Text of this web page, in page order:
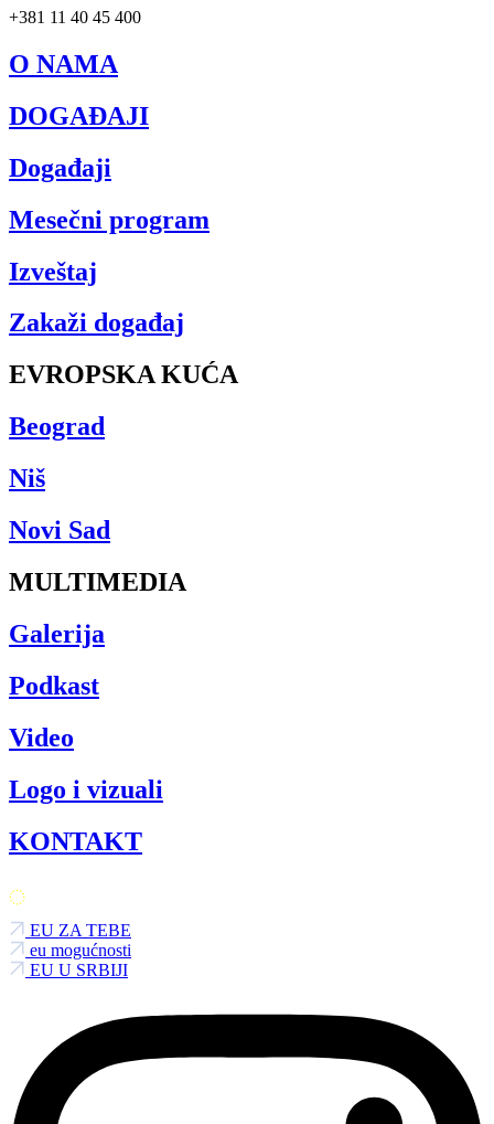
+381 11 40 45 400
O NAMA
DOGAĐAJI
Događaji
Mesečni program
Izveštaj
Zakaži događaj
EVROPSKA KUĆA
Beograd
Niš
Novi Sad
MULTIMEDIA
Galerija
Podkast
Video
Logo i vizuali
KONTAKT
EU ZA TEBE
eu mogućnosti
EU U SRBIJI